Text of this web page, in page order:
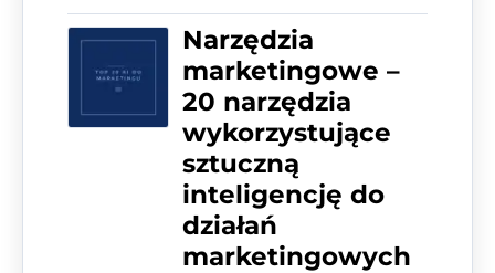
Narzędzia
marketingowe –
20 narzędzia
wykorzystujące
sztuczną
inteligencję do
działań
marketingowych